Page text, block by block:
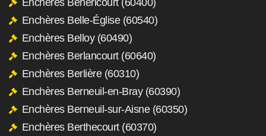
Enchères Belle-Église (60540)
Enchères Belloy (60490)
Enchères Berlancourt (60640)
Enchères Berlière (60310)
Enchères Berneuil-en-Bray (60390)
Enchères Berneuil-sur-Aisne (60350)
Enchères Berthecourt (60370)